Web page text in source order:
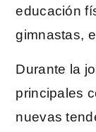
educación
gimnastas,
Durante la
principales
nuevas